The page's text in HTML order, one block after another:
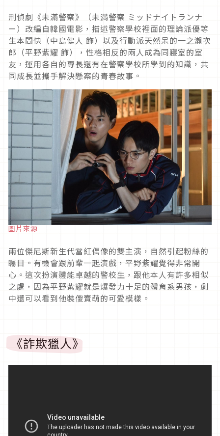
刑偵劇《未滿警察》（未満警察 ミッドナイトランナ
ー）改編自韓國電影，描述警察學校裡面的理論派優等
生本間快（中島健人 飾）以及行動派天然呆的一之瀨次
郎（平野紫耀 飾），性格相反的兩人成為同寢室的室
友，運用各自的專長還有在警察學校所學到的知識，共
同成長並攜手解決懸案的青春故事。
圖片來源
兩位傑尼斯新生代當紅偶像的雙主演，自然引起粉絲的
矚目。有機會跟前輩一起演戲，平野紫耀覺得非常開
心。這次扮演體能卓越的警校生，跟他本人有許多相似
之處，因為平野紫耀就是爆發力十足的體育系男孩，劇
中還可以看到他裝傻賣萌的可愛模樣。
《詐欺獵人》